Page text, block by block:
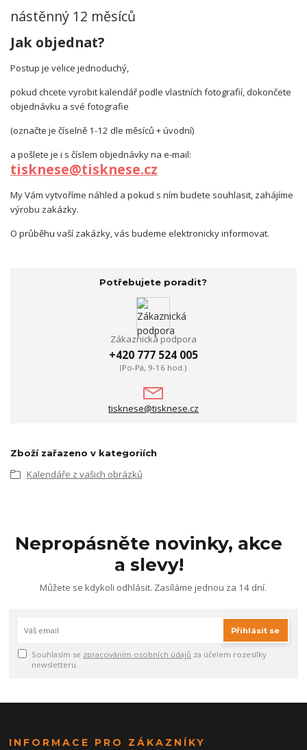
nástěnný 12 měsíců
Jak objednat?
Postup je velice jednoduchý,
pokud chcete vyrobit kalendář podle vlastních fotografií, dokončete
objednávku a své fotografie
(označte je číselně 1-12 dle měsíců + úvodní)
a pošlete je i s číslem objednávky na e-mail:
tisknese@tisknese.cz
My Vám vytvoříme náhled a pokud s ním budete souhlasit, zahájíme
výrobu zakázky.
O průběhu vaší zakázky, vás budeme elektronicky informovat.
Potřebujete poradit?
Zákaznická podpora
+420 777 524 005
(Po-Pá, 9-16 hod.)
tisknese@tisknese.cz
Zboží zařazeno v kategoriích
Kalendáře z vašich obrázků
Nepropásněte novinky, akce
a slevy!
Můžete se kdykoli odhlásit. Zasíláme jednou za 14 dní.
Přihlásit se
Souhlasím se zpracováním osobních údajů za účelem rozesílky
newsletteru.
INFORMACE PRO ZÁKAZNÍKY